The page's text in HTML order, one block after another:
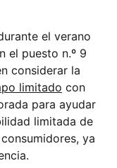
el verano
el puesto n.º 9
considerar la
limitado con
para ayudar
limitada de
ya